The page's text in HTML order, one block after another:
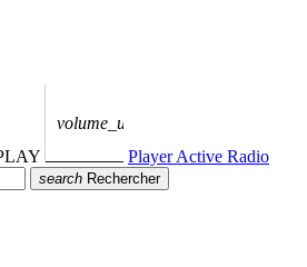
volume_up
Player Active Radio
search Rechercher